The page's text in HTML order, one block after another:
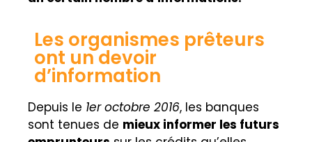
Les organismes prêteurs
ont un devoir
d’information
Depuis le 1er octobre 2016, les banques
sont tenues de mieux informer les futurs